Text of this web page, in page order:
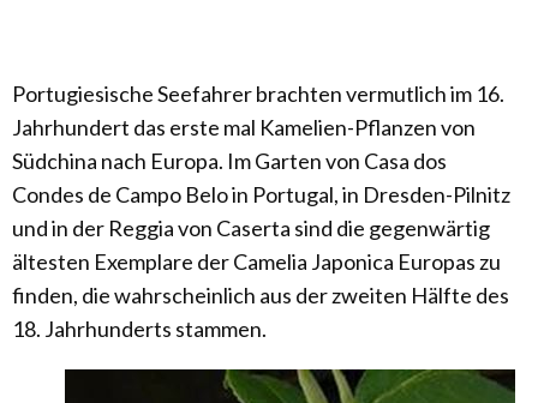
Portugiesische Seefahrer brachten vermutlich im 16.
Jahrhundert das erste mal Kamelien-Pflanzen von
Südchina nach Europa. Im Garten von Casa dos
Condes de Campo Belo in Portugal, in Dresden-Pilnitz
und in der Reggia von Caserta sind die gegenwärtig
ältesten Exemplare der Camelia Japonica Europas zu
finden, die wahrscheinlich aus der zweiten Hälfte des
18. Jahrhunderts stammen.